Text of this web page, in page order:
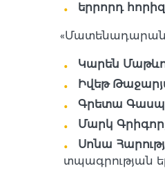
երրորդ
Կարեն
Իվեթ
Գրետա
Մարկ
Սոնա
տպագրության